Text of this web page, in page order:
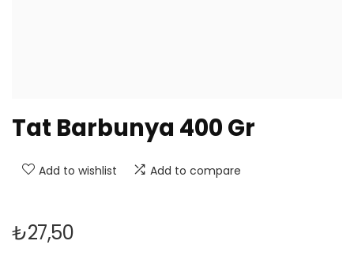
Tat Barbunya 400 Gr
Add to wishlist Add to compare
₺27,50